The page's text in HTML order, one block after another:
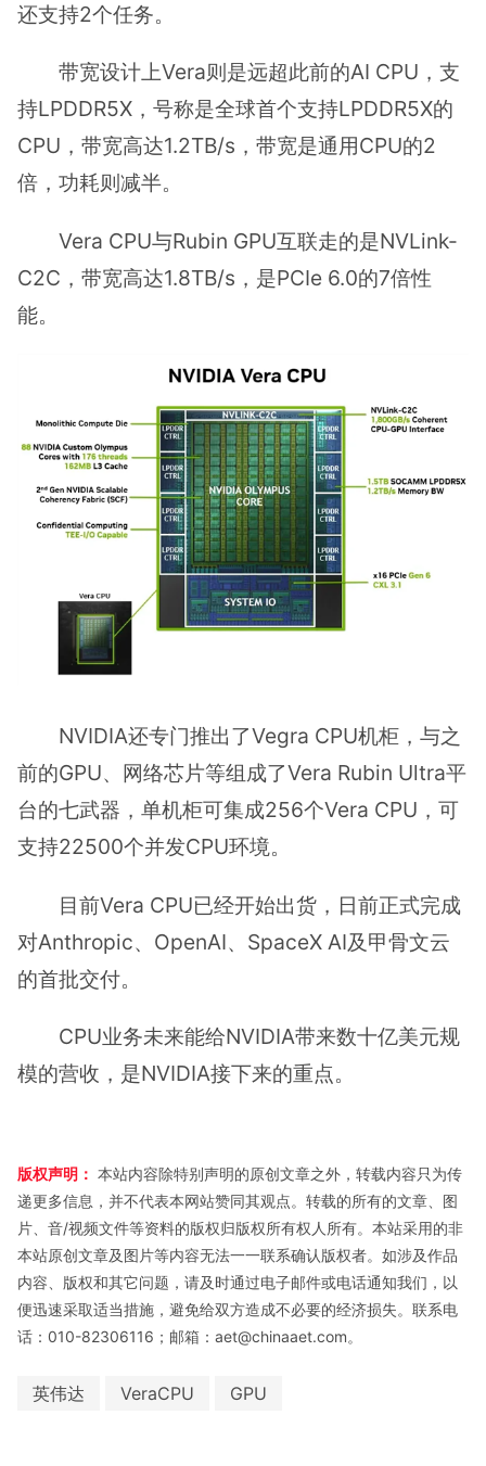
还支持2个任务。
带宽设计上Vera则是远超此前的AI CPU，支
持LPDDR5X，号称是全球首个支持LPDDR5X的
CPU，带宽高达1.2TB/s，带宽是通用CPU的2
倍，功耗则减半。
Vera CPU与Rubin GPU互联走的是NVLink-
C2C，带宽高达1.8TB/s，是PCIe 6.0的7倍性
能。
NVIDIA还专门推出了Vegra CPU机柜，与之
前的GPU、网络芯片等组成了Vera Rubin Ultra平
台的七武器，单机柜可集成256个Vera CPU，可
支持22500个并发CPU环境。
目前Vera CPU已经开始出货，日前正式完成
对Anthropic、OpenAI、SpaceX AI及甲骨文云
的首批交付。
CPU业务未来能给NVIDIA带来数十亿美元规
模的营收，是NVIDIA接下来的重点。
版权声明： 本站内容除特别声明的原创文章之外，转载内容只为传
递更多信息，并不代表本网站赞同其观点。转载的所有的文章、图
片、音/视频文件等资料的版权归版权所有权人所有。本站采用的非
本站原创文章及图片等内容无法一一联系确认版权者。如涉及作品
内容、版权和其它问题，请及时通过电子邮件或电话通知我们，以
便迅速采取适当措施，避免给双方造成不必要的经济损失。联系电
话：010-82306116；邮箱：aet@chinaaet.com。
英伟达 VeraCPU GPU